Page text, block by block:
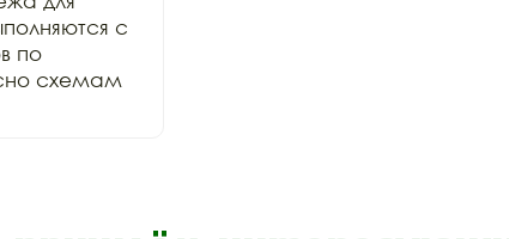
с
по
схемам